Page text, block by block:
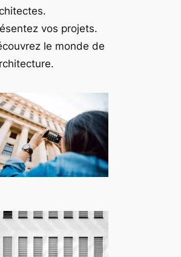
vos projets.
le monde de